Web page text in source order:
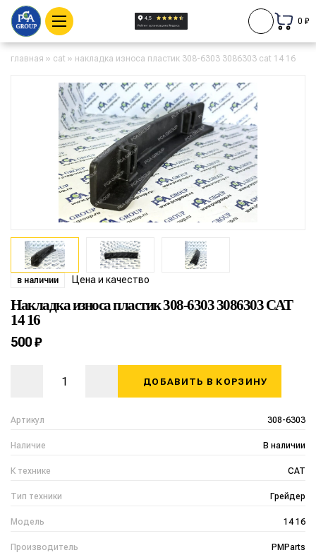
0 ₽
главная » cat » накладка износа пластик 308-6303 3086303 cat 14 16
в наличии Цена и качество
Накладка износа пластик 308-6303 3086303 CAT
14 16
Артикул 308-6303
Наличие В наличии
К технике CAT
Тип техники Грейдер
Модель 14 16
Производитель PMParts
500 ₽
ДОБАВИТЬ В КОРЗИНУ